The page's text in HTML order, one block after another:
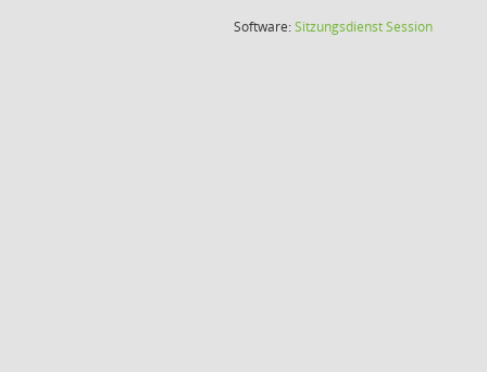
Software:SitzungsdienstSession(Wird in